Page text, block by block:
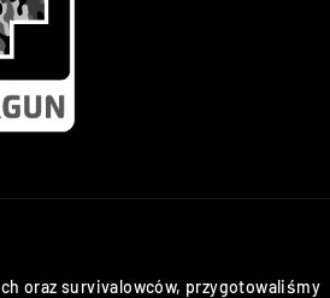
oraz survivalowców, przygotowaliśmy